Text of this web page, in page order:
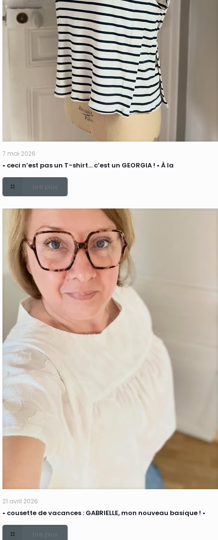
7 mai 2026
• ceci n’est pas un T-shirt… c’est un GEORGIA ! • À la
Lire plus
21 avril 2026
• cousette de vacances : GABRIELLE, mon nouveau basique ! •
Lire plus